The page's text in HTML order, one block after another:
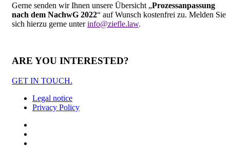
Gerne senden wir Ihnen unsere Übersicht „Prozessanpassung
nach dem NachwG 2022“ auf Wunsch kostenfrei zu. Melden Sie
sich hierzu gerne unterinfo@ziefle.law.
ARE YOU INTERESTED?
GET IN TOUCH.
Legal notice
Privacy Policy